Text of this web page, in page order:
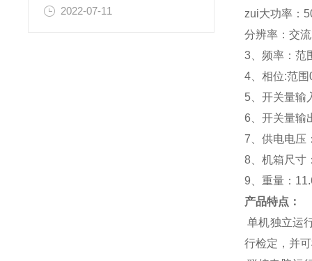
2022-07-11
zui大功率：
分辨率：交
3、频率：范
4、相位:范
5、开关量输
6、开关量输
7、供电电压
8、机箱尺寸
9、重量：
产品特点：
单机独立运
行检定，并